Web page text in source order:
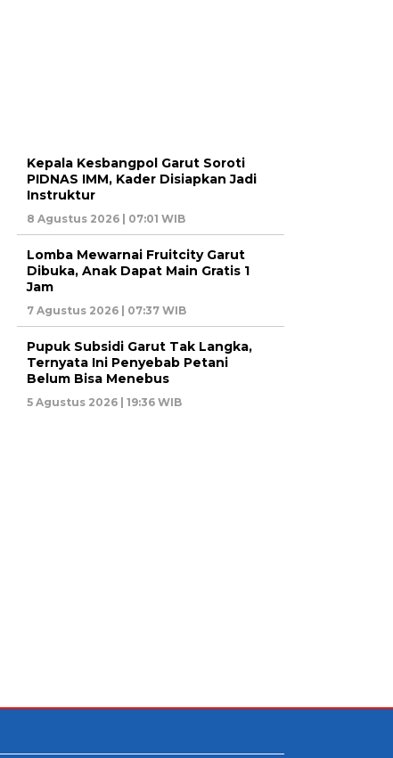
Kepala Kesbangpol Garut Soroti
PIDNAS IMM, Kader Disiapkan Jadi
Instruktur
8 Agustus 2026 | 07:01 WIB
Lomba Mewarnai Fruitcity Garut
Dibuka, Anak Dapat Main Gratis 1
Jam
7 Agustus 2026 | 07:37 WIB
Pupuk Subsidi Garut Tak Langka,
Ternyata Ini Penyebab Petani
Belum Bisa Menebus
5 Agustus 2026 | 19:36 WIB